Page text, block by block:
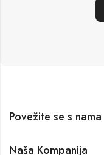
Povežite se s nama
Naša Kompanija